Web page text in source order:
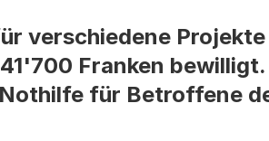
verschiedene
Franken
für Betroffene